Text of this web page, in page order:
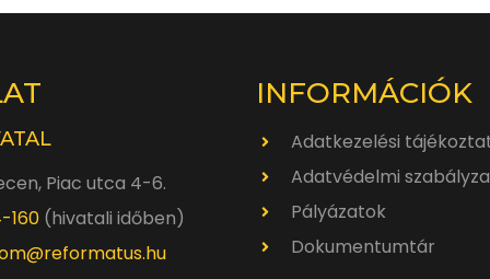
Piac utca 4-6.
160 (hivatali időben)
INFORMÁCIÓK
Adatkezelési
Adatvédelmi
Pályázatok
Dokumentumtár